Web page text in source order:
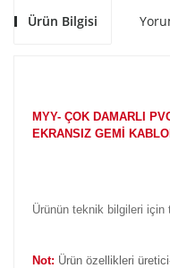
Ürün Bilgisi
MYY- ÇOK DAMARLI
EKRANSIZ GEMİ
Ürünün teknik bilgileri için
Not: Ürün özellikleri